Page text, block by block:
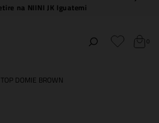
5% off no PIX
0
TOP DOMIE BROWN